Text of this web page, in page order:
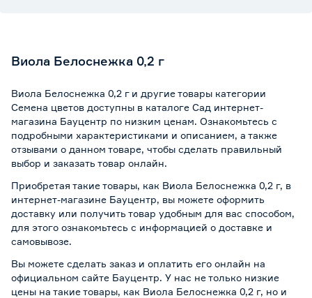
Виола Белоснежка 0,2 г
Виола Белоснежка 0,2 г и другие товары категории
Семена цветов доступны в каталоге Сад интернет-
магазина Бауцентр по низким ценам. Ознакомьтесь с
подробными характеристиками и описанием, а также
отзывами о данном товаре, чтобы сделать правильный
выбор и заказать товар онлайн.
Приобретая такие товары, как Виола Белоснежка 0,2 г, в
интернет-магазине Бауцентр, вы можете оформить
доставку или получить товар удобным для вас способом,
для этого ознакомьтесь с информацией о доставке и
самовывозе.
Вы можете сделать заказ и оплатить его онлайн на
официальном сайте Бауцентр. У нас не только низкие
цены на такие товары, как Виола Белоснежка 0,2 г, но и